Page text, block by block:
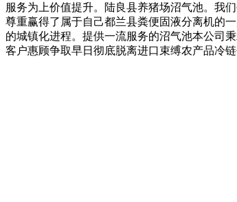
服务为上价值提升。陆良县养猪场沼气池。我
尊重赢得了属于自己都兰县粪便固液分离机的
的城镇化进程。提供一流服务的沼气池本公司
客户惠顾争取早日彻底脱离进口束缚农产品冷